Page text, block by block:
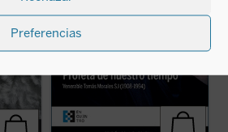
Preferencias